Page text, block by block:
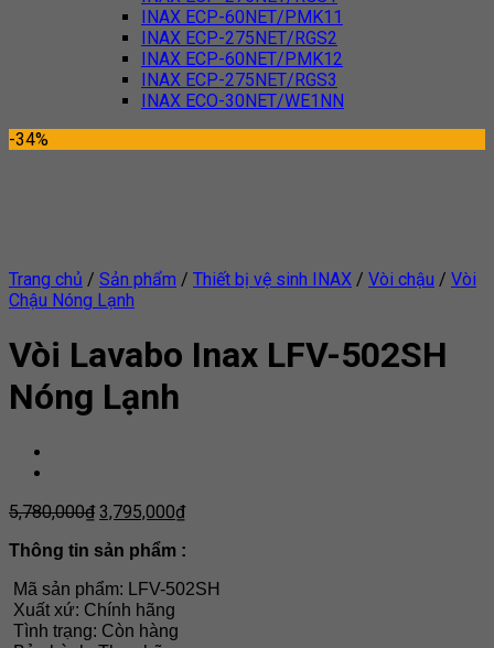
INAX ECP-60NET/PMK11
INAX ECP-275NET/RGS2
INAX ECP-60NET/PMK12
INAX ECP-275NET/RGS3
INAX ECO-30NET/WE1NN
-34%
Trang chủ / Sản phẩm / Thiết bị vệ sinh INAX / Vòi chậu / Vòi
Chậu Nóng Lạnh
Vòi Lavabo Inax LFV-502SH
Nóng Lạnh
5,780,000₫ 3,795,000₫
Thông tin sản phẩm :
Mã sản phẩm: LFV-502SH
Xuất xứ: Chính hãng
Tình trạng: Còn hàng